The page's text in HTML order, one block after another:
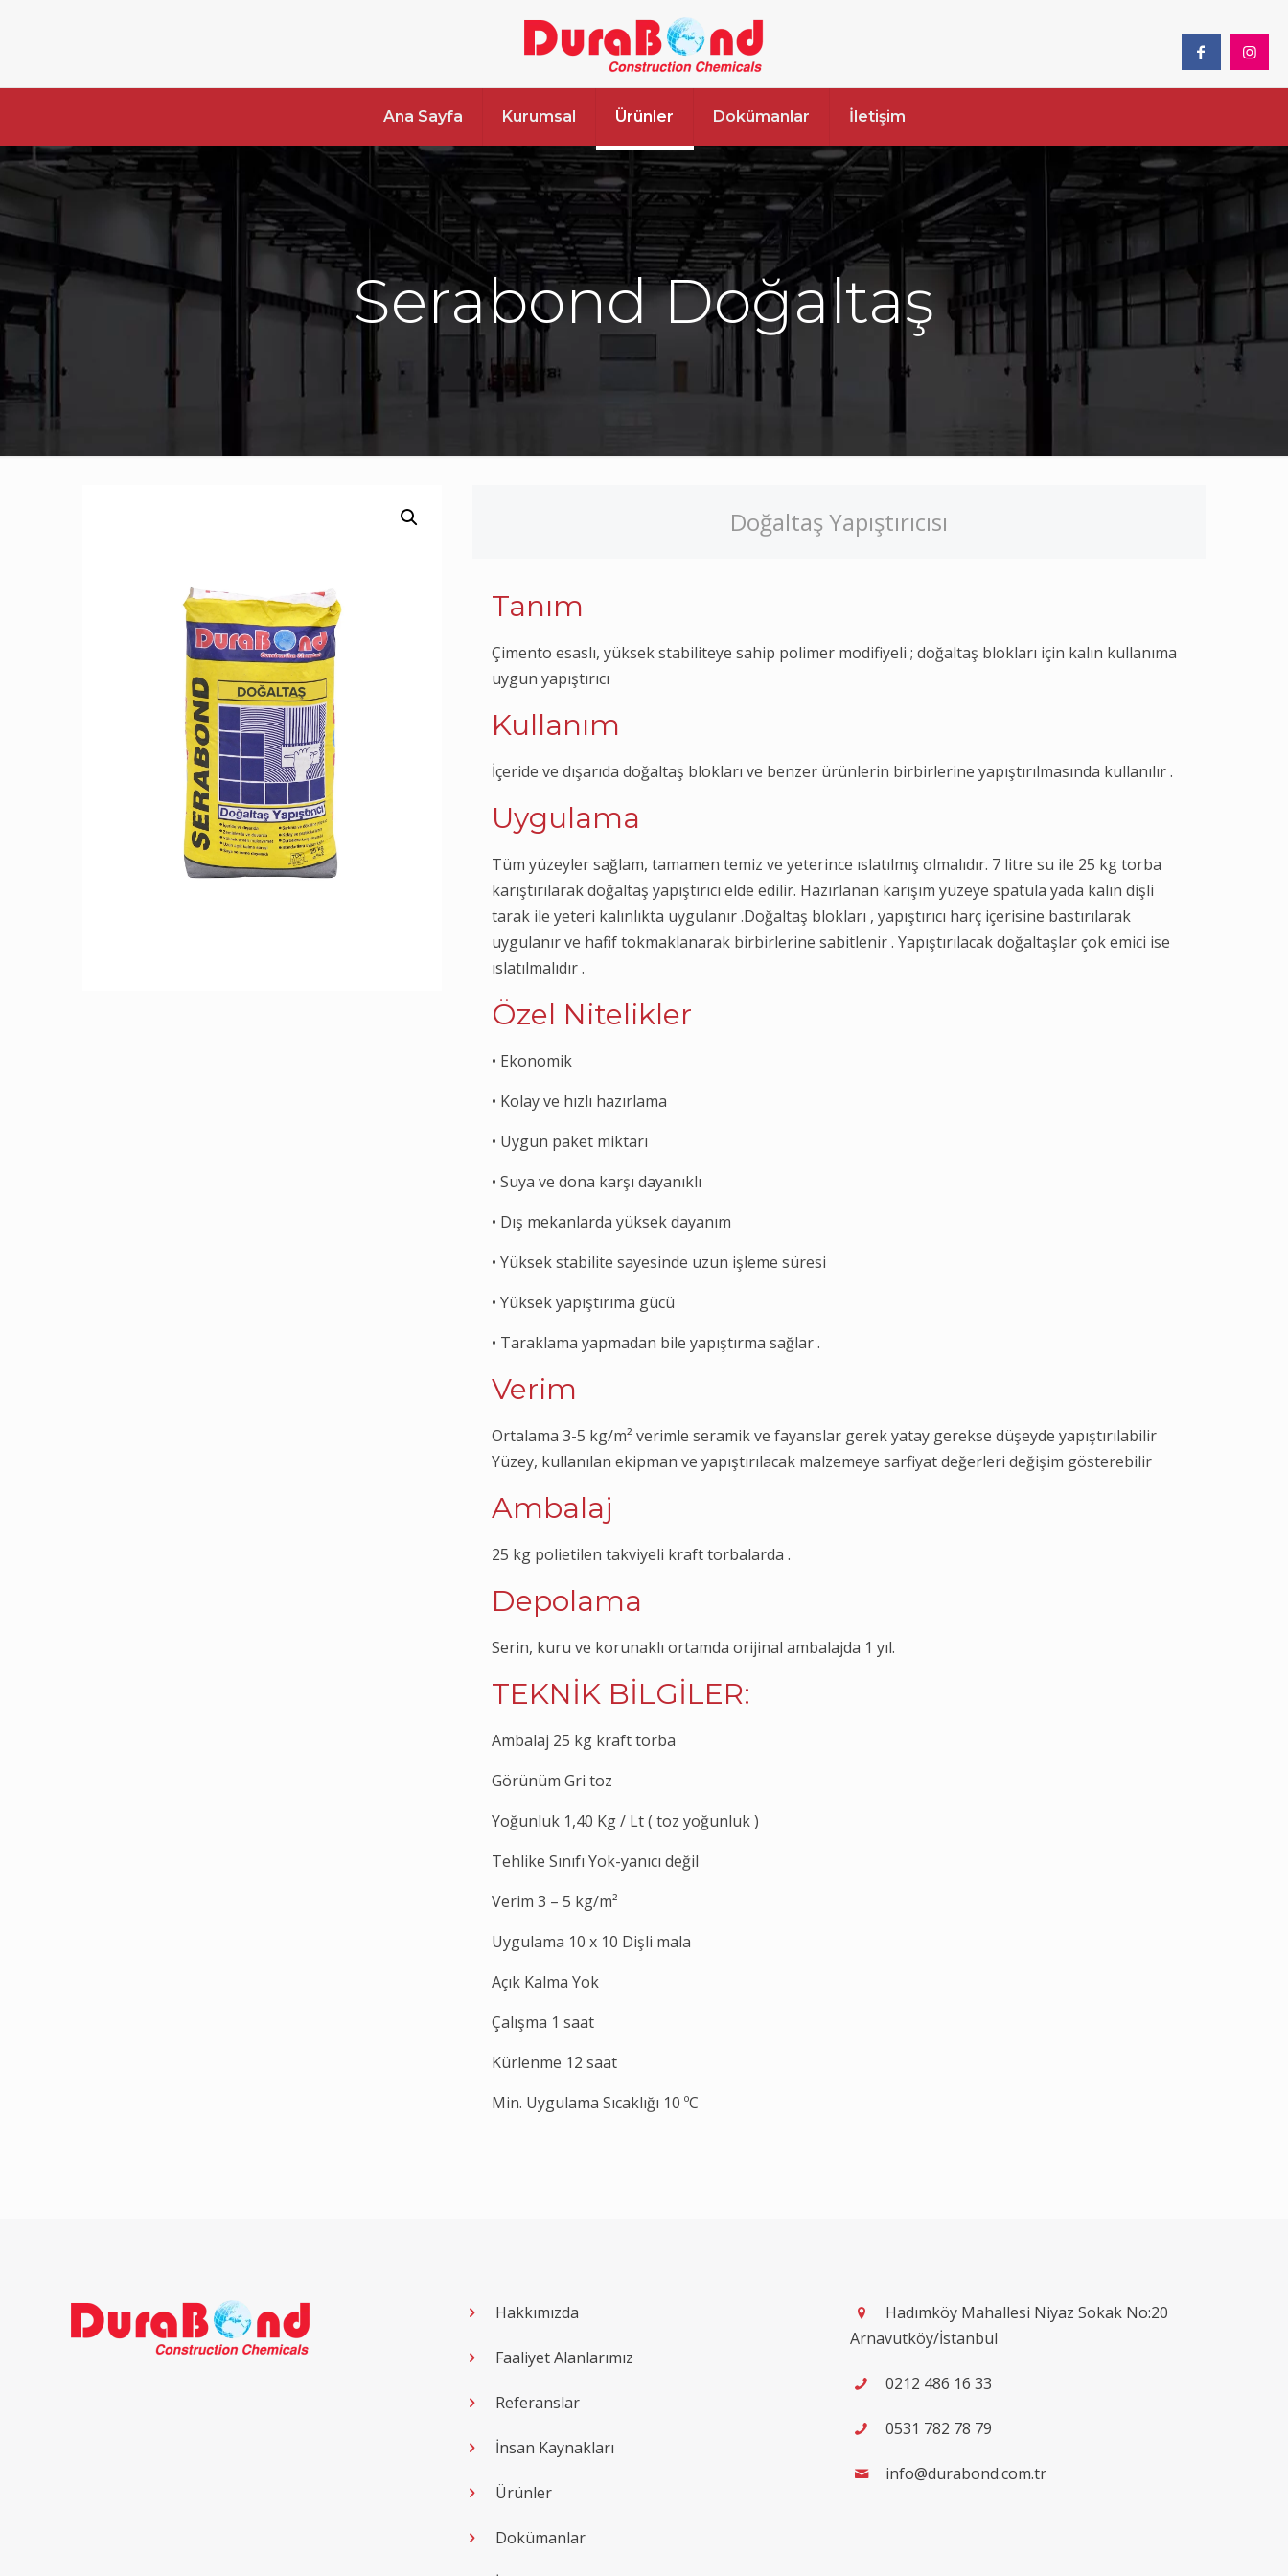
Ana Sayfa Kurumsal Ürünler Dokümanlar İletişim
Serabond Doğaltaş
Doğaltaş Yapıştırıcısı
Tanım
Çimento esaslı, yüksek stabiliteye sahip polimer modifiyeli ; doğaltaş blokları için kalın kullanıma
uygun yapıştırıcı
Kullanım
İçeride ve dışarıda doğaltaş blokları ve benzer ürünlerin birbirlerine yapıştırılmasında kullanılır .
Uygulama
Tüm yüzeyler sağlam, tamamen temiz ve yeterince ıslatılmış olmalıdır. 7 litre su ile 25 kg torba
karıştırılarak doğaltaş yapıştırıcı elde edilir. Hazırlanan karışım yüzeye spatula yada kalın dişli
tarak ile yeteri kalınlıkta uygulanır .Doğaltaş blokları , yapıştırıcı harç içerisine bastırılarak
uygulanır ve hafif tokmaklanarak birbirlerine sabitlenir . Yapıştırılacak doğaltaşlar çok emici ise
ıslatılmalıdır .
Özel Nitelikler
• Ekonomik
• Kolay ve hızlı hazırlama
• Uygun paket miktarı
• Suya ve dona karşı dayanıklı
• Dış mekanlarda yüksek dayanım
• Yüksek stabilite sayesinde uzun işleme süresi
• Yüksek yapıştırıma gücü
• Taraklama yapmadan bile yapıştırma sağlar .
Verim
Ortalama 3-5 kg/m² verimle seramik ve fayanslar gerek yatay gerekse düşeyde yapıştırılabilir
Yüzey, kullanılan ekipman ve yapıştırılacak malzemeye sarfiyat değerleri değişim gösterebilir
Ambalaj
25 kg polietilen takviyeli kraft torbalarda .
Depolama
Serin, kuru ve korunaklı ortamda orijinal ambalajda 1 yıl.
TEKNİK BİLGİLER:
Ambalaj 25 kg kraft torba
Görünüm Gri toz
Yoğunluk 1,40 Kg / Lt ( toz yoğunluk )
Tehlike Sınıfı Yok-yanıcı değil
Verim 3 – 5 kg/m²
Uygulama 10 x 10 Dişli mala
Açık Kalma Yok
Çalışma 1 saat
Kürlenme 12 saat
Min. Uygulama Sıcaklığı 10 ºC
Hakkımızda
Faaliyet Alanlarımız
Referanslar
İnsan Kaynakları
Ürünler
Dokümanlar
Hadımköy Mahallesi Niyaz Sokak No:20
Arnavutköy/İstanbul
0212 486 16 33
0531 782 78 79
info@durabond.com.tr